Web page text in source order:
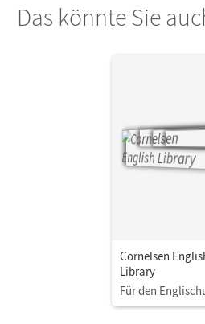
Das könnte Sie
Cornelsen
Library